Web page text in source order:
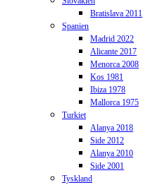
Bratislava 2011
Spanien
Madrid 2022
Alicante 2017
Menorca 2008
Kos 1981
Ibiza 1978
Mallorca 1975
Turkiet
Alanya 2018
Side 2012
Alanya 2010
Side 2001
Tyskland